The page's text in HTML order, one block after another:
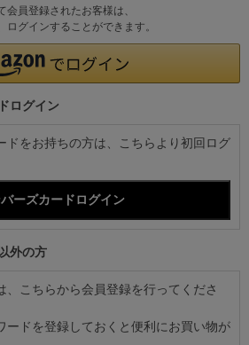
員登録されたお客様は、
グインすることができます。
ログイン
ドをお持ちの方は、こちらより初回ログ
外の方
、こちらから会員登録を行ってくださ
ードを登録しておくと便利にお買い物が